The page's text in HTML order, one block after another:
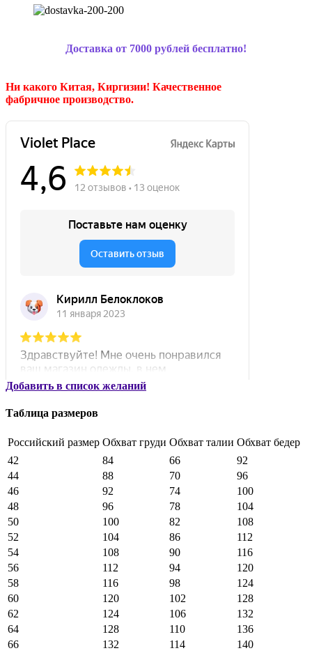
Доставка от 7000 рублей бесплатно!
Ни какого Китая, Киргизии! Качественное
фабричное производство.
Добавить в список желаний
Таблица размеров
Российский размер Обхват груди Обхват талии Обхват бедер
42
84 66
92
44
88 70
96
46
92 74
100
48
96 78
104
50
100 82
108
52
104 86
112
54
108 90
116
56
112 94
120
58
116 98
124
60
120 102
128
62
124 106
132
64
128 110
136
66
132 114
140